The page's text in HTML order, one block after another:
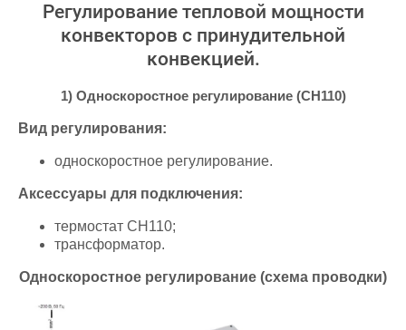
Регулирование тепловой мощности
конвекторов с принудительной
конвекцией.
1) Односкоростное регулирование (CH110)
Вид регулирования:
односкоростное регулирование.
Аксессуары для подключения:
термостат CH110;
трансформатор.
Односкоростное регулирование (схема проводки)